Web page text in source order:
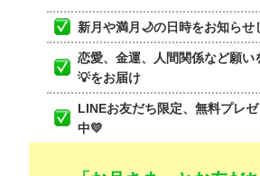
新月や満月🌙の日時をお知らせ
恋愛、金運、人間関係など願い
💡をお届け
LINEお友だち限定、無料プレ
中💛